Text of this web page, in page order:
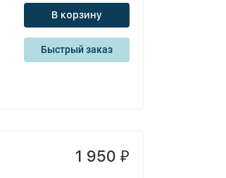
В корзину
Быстрый заказ
1 950 ₽